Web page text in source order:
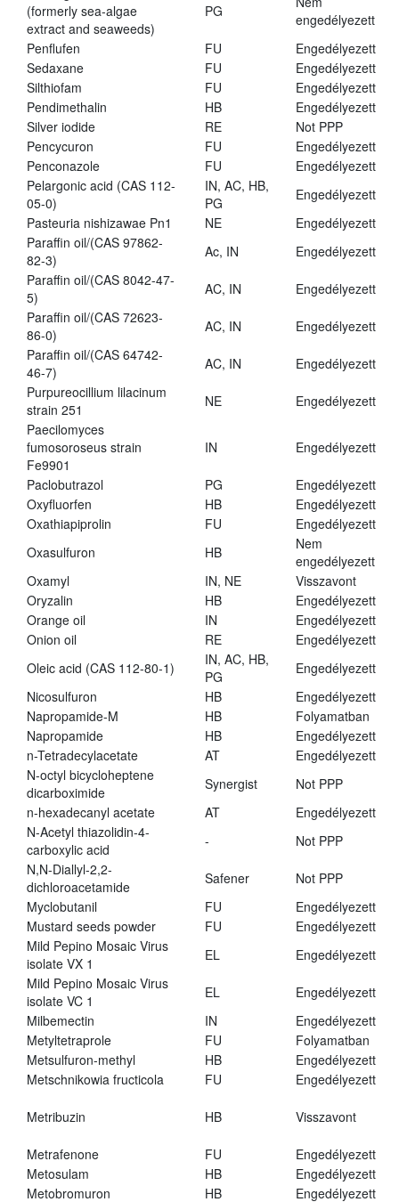
(formerly sea-algae
extract and seaweeds)
PG
engedélyezett
Penflufen
FU
Engedélyezett
Sedaxane
FU
Engedélyezett
Silthiofam
FU
Engedélyezett
Pendimethalin
HB
Engedélyezett
Silver iodide
RE
Not PPP
Pencycuron
FU
Engedélyezett
Penconazole
FU
Engedélyezett
Pelargonic acid (CAS 112-
05-0)
IN, AC, HB,
PG
Engedélyezett
Pasteuria nishizawae Pn1
NE
Engedélyezett
Paraffin oil/(CAS 97862-
82-3)
Ac, IN
Engedélyezett
Paraffin oil/(CAS 8042-47-
5)
AC, IN
Engedélyezett
Paraffin oil/(CAS 72623-
86-0)
AC, IN
Engedélyezett
Paraffin oil/(CAS 64742-
46-7)
AC, IN
Engedélyezett
Purpureocillium lilacinum
strain 251
NE
Engedélyezett
Paecilomyces
fumosoroseus strain
Fe9901
IN Engedélyezett
Paclobutrazol PG
Engedélyezett
Oxyfluorfen
HB
Engedélyezett
Oxathiapiprolin
FU
Engedélyezett
Oxasulfuron
HB
Nem
engedélyezett
Oxamyl
IN, NE
Visszavont
Oryzalin
HB
Engedélyezett
Orange oil
IN
Engedélyezett
Onion oil
RE
Engedélyezett
Oleic acid (CAS 112-80-1)
IN, AC, HB,
PG
Engedélyezett
Nicosulfuron
HB
Engedélyezett
Napropamide-M
HB
Folyamatban
Napropamide
HB
Engedélyezett
n-Tetradecylacetate
AT
Engedélyezett
N-octyl bicycloheptene
dicarboximide
Synergist
Not PPP
n-hexadecanyl acetate
AT
Engedélyezett
N-Acetyl thiazolidin-4-
carboxylic acid
-
Not PPP
N,N-Diallyl-2,2-
dichloroacetamide
Safener
Not PPP
Myclobutanil
FU
Engedélyezett
Mustard seeds powder
FU
Engedélyezett
Mild Pepino Mosaic Virus
isolate VX 1
EL
Engedélyezett
Mild Pepino Mosaic Virus
isolate VC 1
EL
Engedélyezett
Milbemectin
IN
Engedélyezett
Metyltetraprole
FU
Folyamatban
Metsulfuron-methyl
HB
Engedélyezett
Metschnikowia fructicola
FU Engedélyezett
Metribuzin HB Visszavont
Metrafenone FU
Engedélyezett
Metosulam
HB
Engedélyezett
Metobromuron
HB Engedélyezett